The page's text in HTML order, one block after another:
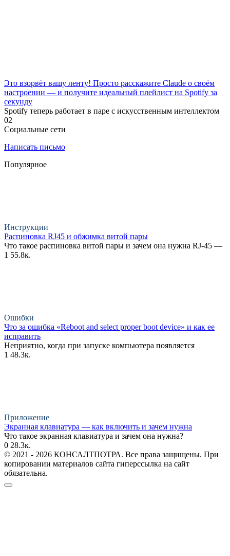
Это взорвёт вашу ленту! Просто расскажите Claude о своём
настроении — и получите идеальный плейлист на Spotify за
секунду
Spotify теперь работает в паре с искусственным интеллектом
02
Социальные сети
Написать письмо
Популярное
Инструкции
Распиновка RJ45 и обжимка витой пары
Что такое распиновка витой пары и зачем она нужна RJ-45 —
1 55.8к.
Ошибки
Что за ошибка «Reboot and select proper boot device» и как ее
исправить
Неприятно, когда при запуске компьютера появляется
1 48.3к.
Приложение
Экранная клавиатура — как включить и зачем нужна
Что такое экранная клавиатура и зачем она нужна?
0 28.3к.
© 2021 - 2026 КОНСАЛТПОТРА. Все права защищены. При
копировании материалов сайта гиперссылка на сайт
обязательна.